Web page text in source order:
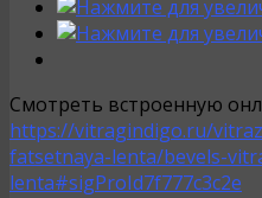
Смотреть встроенную
https://vitragindigo.ru/
fatsetnaya-lenta/bevels-
lenta#sigProId7f777c3c2e